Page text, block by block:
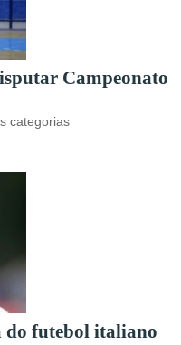
Campeonato
categorias
do futebol italiano